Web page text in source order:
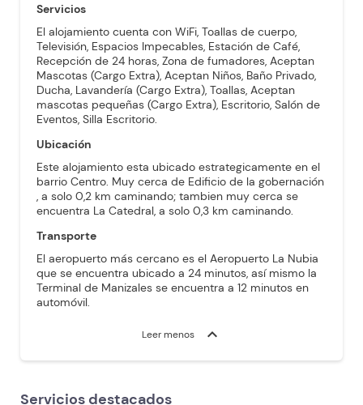
Servicios
El alojamiento cuenta con WiFi, Toallas de cuerpo,
Televisión, Espacios Impecables, Estación de Café,
Recepción de 24 horas, Zona de fumadores, Aceptan
Mascotas (Cargo Extra), Aceptan Niños, Baño Privado,
Ducha, Lavandería (Cargo Extra), Toallas, Aceptan
mascotas pequeñas (Cargo Extra), Escritorio, Salón de
Eventos, Silla Escritorio.
Ubicación
Este alojamiento esta ubicado estrategicamente en el
barrio Centro. Muy cerca de Edificio de la gobernación
, a solo 0,2 km caminando; tambien muy cerca se
encuentra La Catedral, a solo 0,3 km caminando.
Transporte
El aeropuerto más cercano es el Aeropuerto La Nubia
que se encuentra ubicado a 24 minutos, así mismo la
Terminal de Manizales se encuentra a 12 minutos en
automóvil.
Leer menos expand_more
Servicios destacados